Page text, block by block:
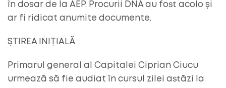
în dosar de la AEP. Procurii DNA au fost acolo și
ar fi ridicat anumite documente.
ȘTIREA INIȚIALĂ
Primarul general al Capitalei Ciprian Ciucu
urmează să fie audiat în cursul zilei astăzi la